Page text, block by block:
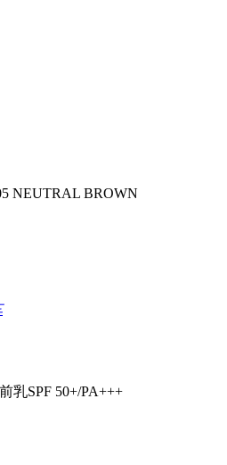
NEUTRAL BROWN
乳SPF 50+/PA+++